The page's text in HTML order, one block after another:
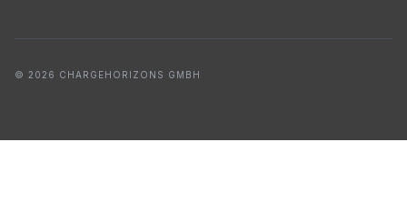
© 2026 CHARGEHORIZONS GMBH